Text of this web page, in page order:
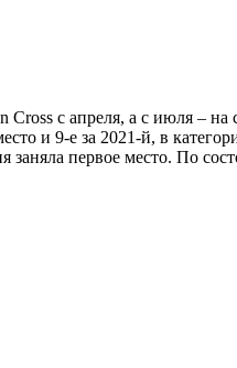
с апреля, а с июля – на
и 9-е за 2021-й, в
первое место. По